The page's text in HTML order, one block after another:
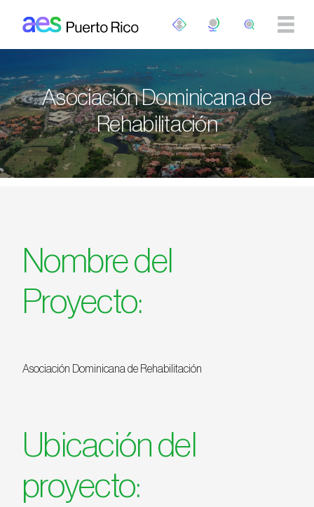
Asociación Dominicana de
Rehabilitación
Nombre del
Proyecto:
Asociación Dominicana de Rehabilitación
Ubicación del
proyecto: